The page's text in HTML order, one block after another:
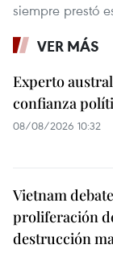
siempre prestó
VER MÁS
Experto
confianza
08/08/2026 10:32
Vietnam
proliferación
destrucción